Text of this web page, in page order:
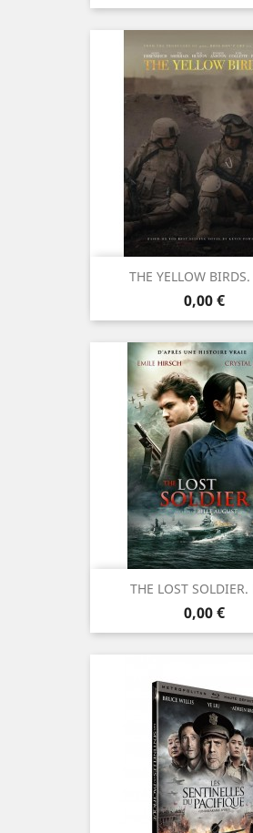
THE YELLOW
Prix
0,00 €
THE LOST SOLDIER.
Prix
0,00 €